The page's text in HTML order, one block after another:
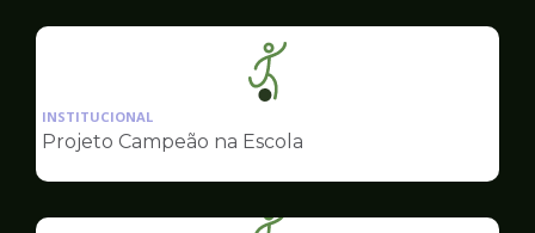
Ilustração
da
pagina
Esportes
INSTITUCIONAL
Projeto Campeão na Escola